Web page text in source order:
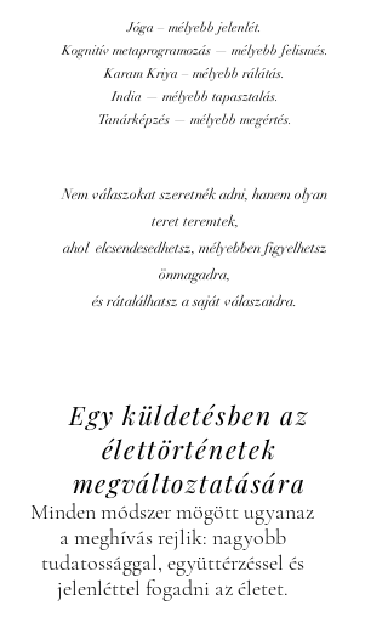
Jóga – mélyebb jelenlét.
Kognitív metaprogramozás — mélyebb felismés.
Karam Kriya – mélyebb rálátás.
India — mélyebb tapasztalás.
Tanárképzés — mélyebb megértés.
Nem válaszokat szeretnék adni, hanem olyan
teret teremtek,
ahol elcsendesedhetsz, mélyebben figyelhetsz
önmagadra,
és rátalálhatsz a saját válaszaidra.
Egy küldetésben az
élettörténetek
megváltoztatására
Minden módszer mögött ugyanaz
a meghívás rejlik: nagyobb
tudatossággal, együttérzéssel és
jelenléttel fogadni az életet.